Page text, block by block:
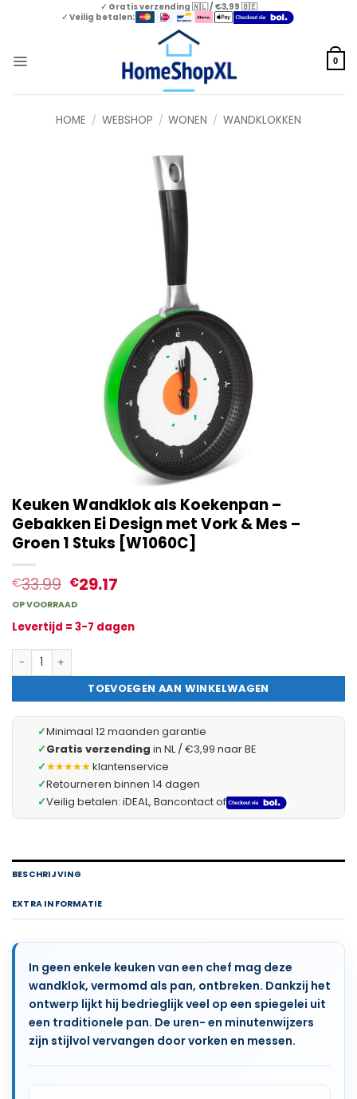
✓ Gratis verzending 🇳🇱 / €3,99 🇧🇪
✓ Veilig betalen:
0
HOME / WEBSHOP / WONEN / WANDKLOKKEN
Keuken Wandklok als Koekenpan –
Gebakken Ei Design met Vork & Mes –
Groen 1 Stuks [W1060C]
€33.99 €29.17
OP VOORRAAD
Levertijd = 3-7 dagen
Keuken Wandklok als Koekenpan - Gebakken Ei Design met
TOEVOEGEN AAN WINKELWAGEN
✓Minimaal 12 maanden garantie
✓Gratis verzending in NL / €3,99 naar BE
✓★★★★★klantenservice
✓Retourneren binnen 14 dagen
✓Veilig betalen: iDEAL, Bancontact of
BESCHRIJVING
EXTRA INFORMATIE
In geen enkele keuken van een chef mag deze
wandklok, vermomd als pan, ontbreken. Dankzij het
ontwerp lijkt hij bedrieglijk veel op een spiegelei uit
een traditionele pan. De uren- en minutenwijzers
zijn stijlvol vervangen door vorken en messen.